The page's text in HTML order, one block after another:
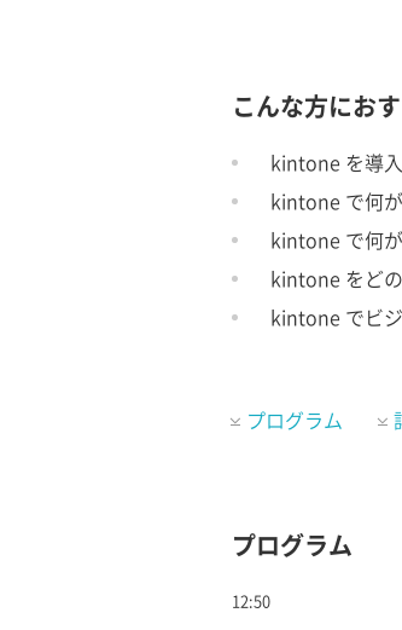
こんな方にお
kintone を導
kintone で何
kintone で何
kintone をど
kintone でビ
プログラム
プログラム
12:50